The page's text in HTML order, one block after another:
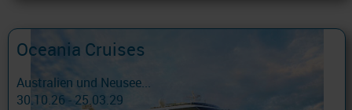
Oceania Cruises
Australien und Neusee...
30.10.26 - 25.03.29